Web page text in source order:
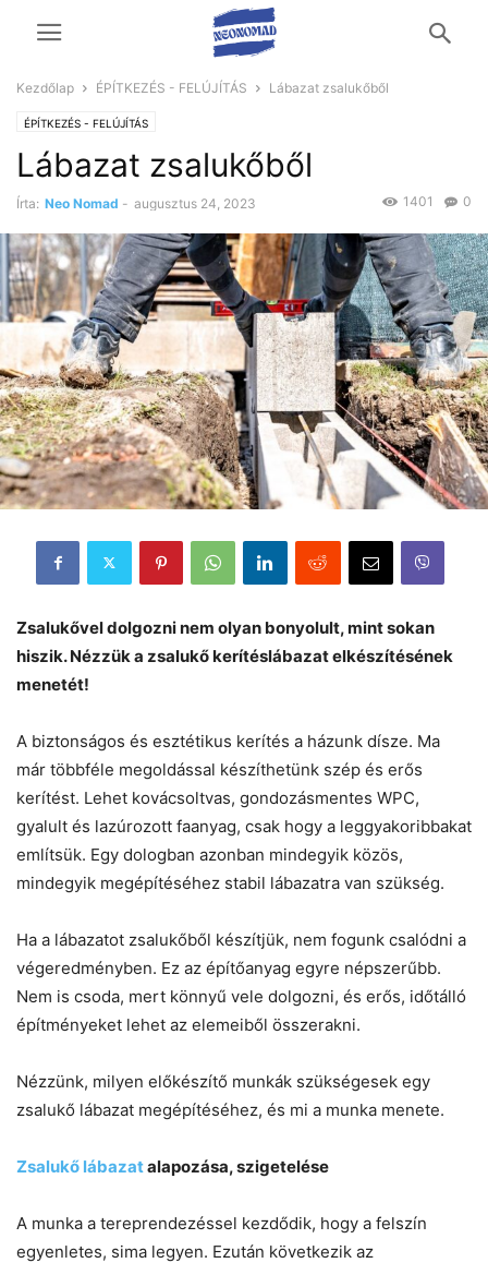
Kezdőlap ÉPÍTKEZÉS - FELÚJÍTÁS Lábazat zsalukőből
ÉPÍTKEZÉS - FELÚJÍTÁS
Lábazat zsalukőből
Írta: Neo Nomad - augusztus 24, 2023 0
1401
Zsalukővel dolgozni nem olyan bonyolult, mint sokan
hiszik. Nézzük a zsalukő kerítéslábazat elkészítésének
menetét!
A biztonságos és esztétikus kerítés a házunk dísze. Ma
már többféle megoldással készíthetünk szép és erős
kerítést. Lehet kovácsoltvas, gondozásmentes WPC,
gyalult és lazúrozott faanyag, csak hogy a leggyakoribbakat
említsük. Egy dologban azonban mindegyik közös,
mindegyik megépítéséhez stabil lábazatra van szükség.
Ha a lábazatot zsalukőből készítjük, nem fogunk csalódni a
végeredményben. Ez az építőanyag egyre népszerűbb.
Nem is csoda, mert könnyű vele dolgozni, és erős, időtálló
építményeket lehet az elemeiből összerakni.
Nézzünk, milyen előkészítő munkák szükségesek egy
zsalukő lábazat megépítéséhez, és mi a munka menete.
Zsalukő lábazatalapozása, szigetelése
A munka a tereprendezéssel kezdődik, hogy a felszín
egyenletes, sima legyen. Ezután következik az